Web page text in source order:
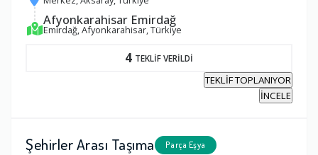
Afyonkarahisar Emirdağ
Emirdağ, Afyonkarahisar, Türkiye
4 TEKLİF VERİLDİ
TEKLİF TOPLANIYOR
İNCELE
Şehirler Arası Taşıma Parça Eşya